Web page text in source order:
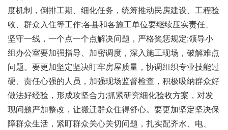
度机制，倒排工期、细化任务，统筹推动民房建设、工程验
收、群众入住等工作;各县和各施工单位要继续压实责任、
坚守一线，一个点一个点解决问题，严格奖惩规定;领导小
组办公室要加强指导、加密调度，深入施工现场，破解难点
问题。要更加坚定坚决盯牢房屋质量，协调组织专业技能过
硬、责任心强的人员，加强现场监督检查，积极吸纳群众好
做法好经验，形成攻坚合力;抓紧研究细化验收方案，对发
现问题严加整改，让搬迁群众住得舒心。要更加坚定坚决保
障群众生活，紧盯群众关心关切问题，扎实配齐水、电、